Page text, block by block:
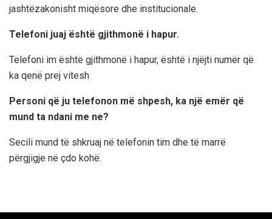
jashtëzakonisht miqësore dhe institucionale.
Telefoni juaj është gjithmonë i hapur.
Telefoni im është gjithmonë i hapur, është i njëjti numër që
ka qenë prej vitesh
Personi që ju telefonon më shpesh, ka një emër që
mund ta ndani me ne?
Secili mund të shkruaj në telefonin tim dhe të marrë
përgjigje në çdo kohë.